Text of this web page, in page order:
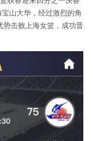
山大华，经过激烈的角
势击败上海女篮，成功晋